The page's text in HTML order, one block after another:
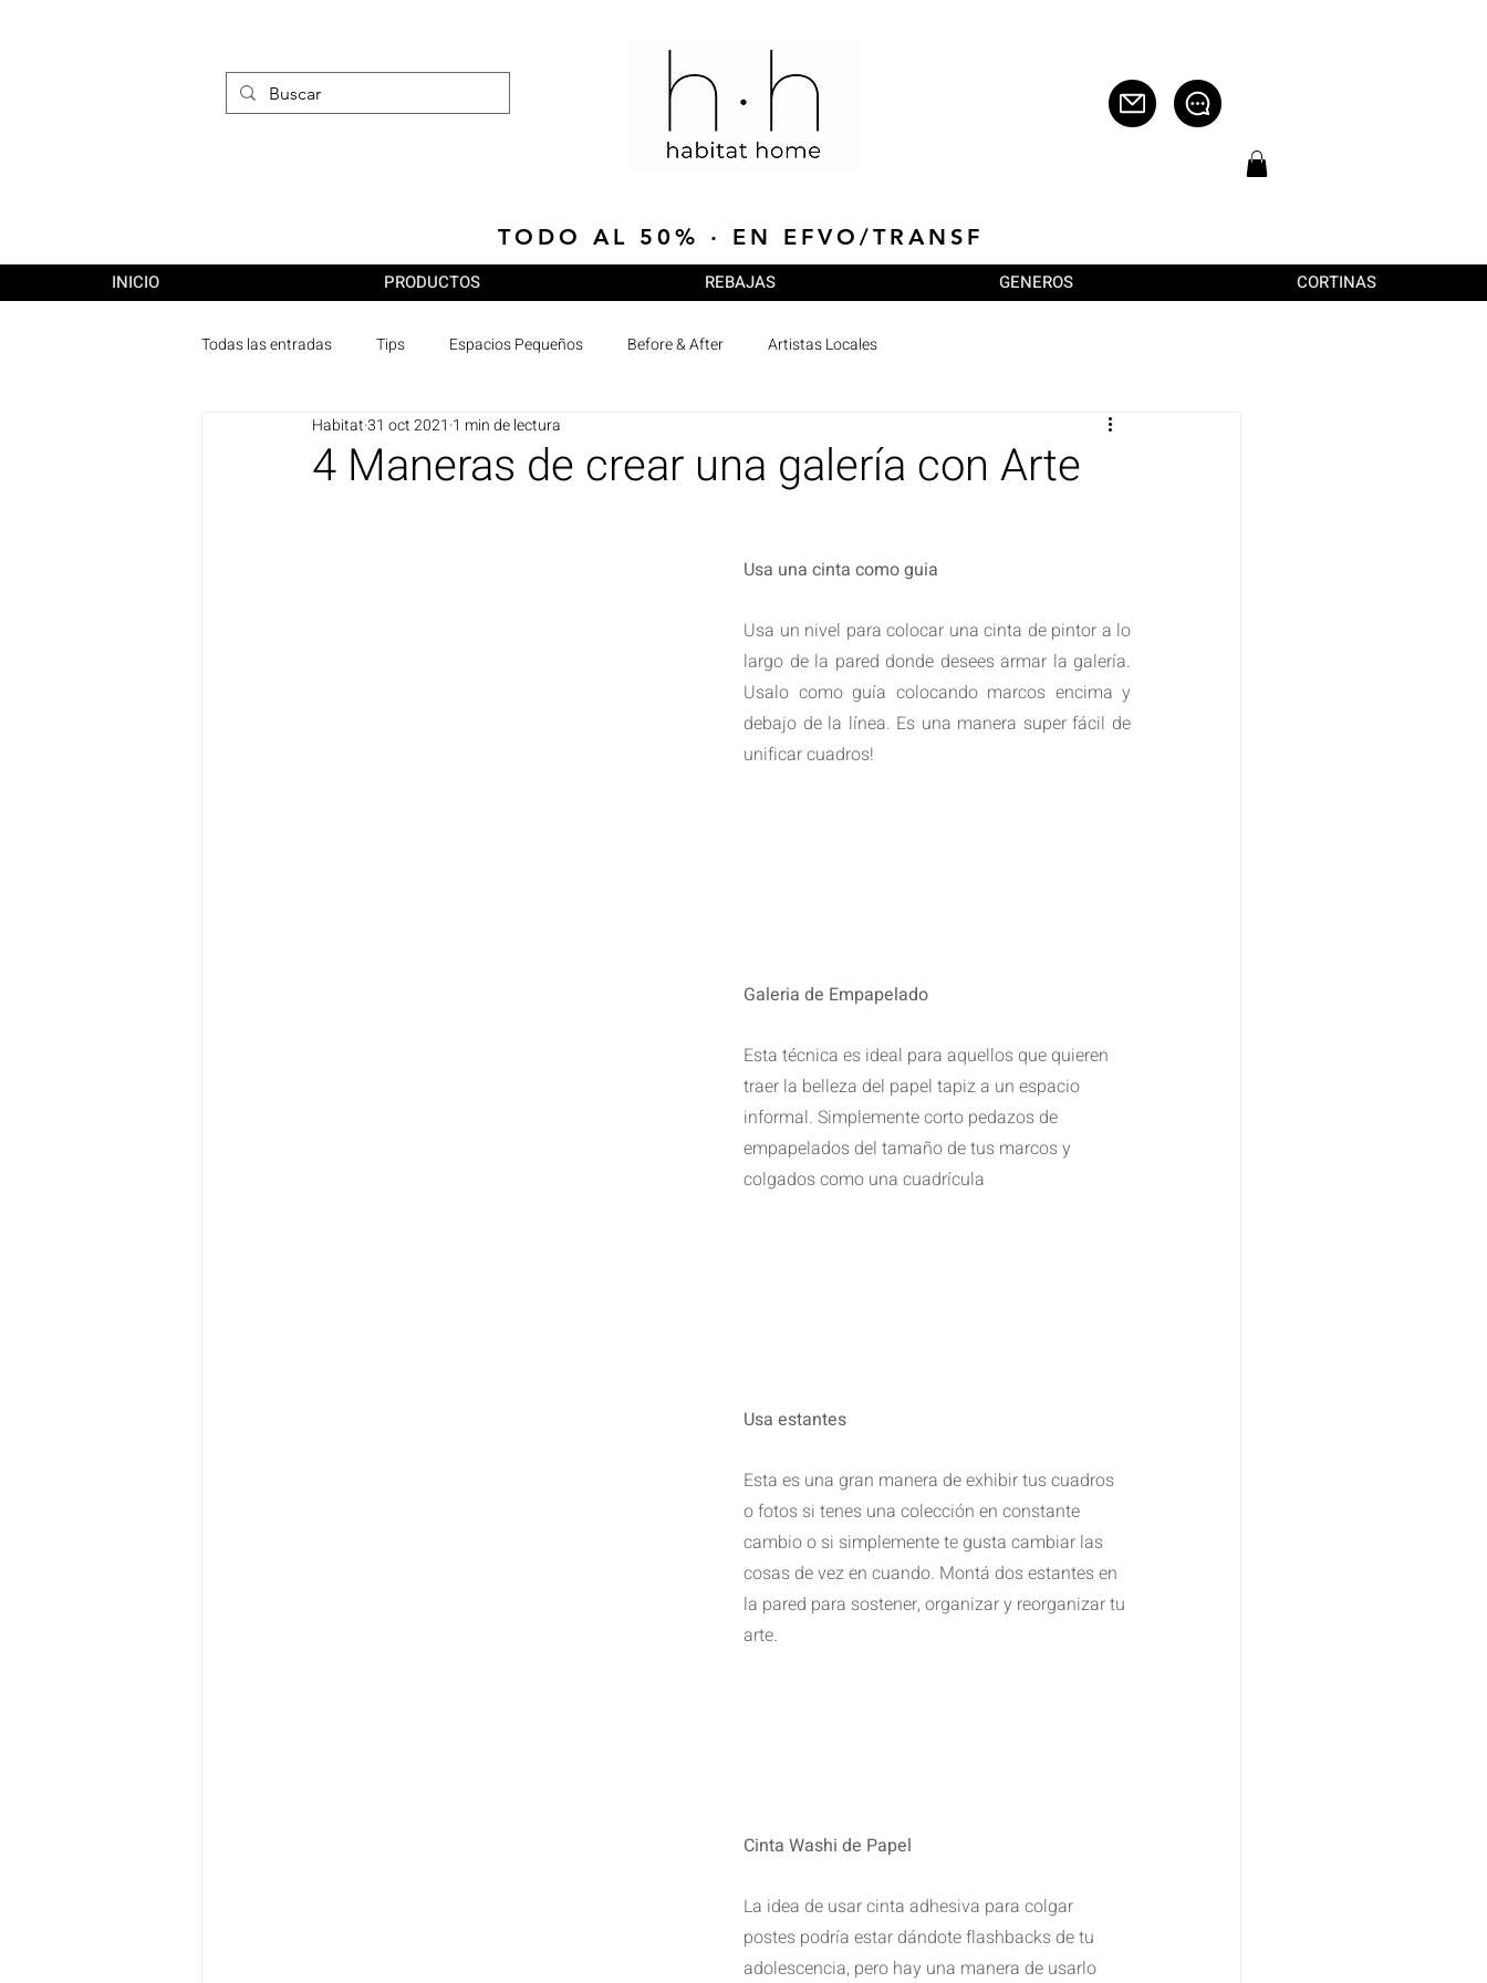
TODO AL 50% · EN EFVO/TRANSF
INICIO PRODUCTOS REBAJAS GENEROS CORTINAS
Todas las entradas Tips Espacios Pequeños Before & After Artistas Locales
4 Maneras de crear una galería con Arte
Habitat31 oct 2021 1 min de lectura
Usa una cinta como guia
Usa un nivel para colocar una cinta de pintor a lo
largo de la pared donde desees armar la galería.
Usalo como guía colocando marcos encima y
debajo de la línea. Es una manera super fácil de
unificar cuadros!
Galeria de Empapelado
Esta técnica es ideal para aquellos que quieren
traer la belleza del papel tapiz a un espacio
informal. Simplemente corto pedazos de
empapelados del tamaño de tus marcos y
colgados como una cuadrícula
Usa estantes
Esta es una gran manera de exhibir tus cuadros
o fotos si tenes una colección en constante
cambio o si simplemente te gusta cambiar las
cosas de vez en cuando. Montá dos estantes en
la pared para sostener, organizar y reorganizar tu
arte.
Cinta Washi de Papel
La idea de usar cinta adhesiva para colgar
postes podría estar dándote flashbacks de tu
adolescencia, pero hay una manera de usarlo